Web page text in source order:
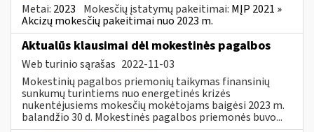
Metai: 2023 Mokesčių įstatymų pakeitimai: MĮP 2021 »
Akcizų mokesčių pakeitimai nuo 2023 m.
Aktualūs klausimai dėl mokestinės pagalbos
Web turinio sąrašas 2022-11-03
Mokestinių pagalbos priemonių taikymas finansinių
sunkumų turintiems nuo energetinės krizės
nukentėjusiems mokesčių mokėtojams baigėsi 2023 m.
balandžio 30 d. Mokestinės pagalbos priemonės buvo...